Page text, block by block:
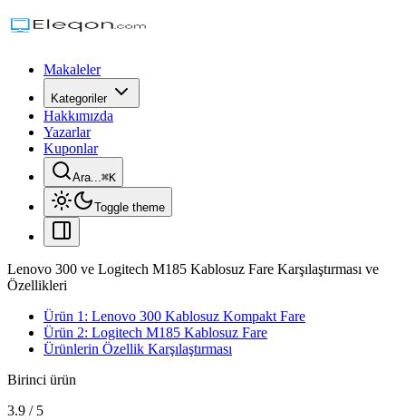
Makaleler
Kategoriler
Hakkımızda
Yazarlar
Kuponlar
Ara...⌘K
Toggle theme
Lenovo 300 ve Logitech M185 Kablosuz Fare Karşılaştırması ve
Özellikleri
Ürün 1: Lenovo 300 Kablosuz Kompakt Fare
Ürün 2: Logitech M185 Kablosuz Fare
Ürünlerin Özellik Karşılaştırması
Birinci ürün
3.9 / 5